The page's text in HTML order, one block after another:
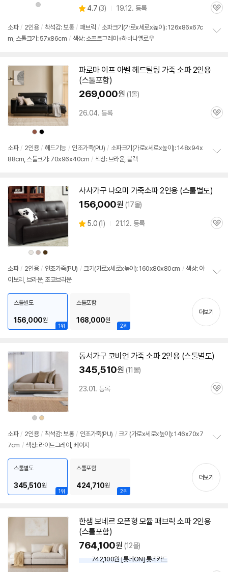
상
품
별
점
4.7 (상
리
뷰
3) 19.12. 등록
관
소파 / 2인용 / 착석감: 보통 / 패브릭 / 소파크기(가로x세로x높이): 126x86x67c
m, 스툴크기: 57x86cm / 색상: 소프트그레이+하바나옐로우
상
품
색
상
상
품
상
파로마 이프 아벨 헤드틸팅 가죽 소파2인용
(스툴포함)
269,000원 (1몰)
26.04. 등록
관
소파 / 2인용 / 헤드기능 / 인조가죽(PU) / 소파크기(가로x세로x높이): 148x94x
88cm, 스툴크기: 70x96x40cm / 색상: 브라운, 블랙
상
품
색
상
상
품
상
상
품
색
상
사사가구 나오미 가죽소파2인용 (스툴별도)
156,000원 (17몰)
별
5.0 (상
1) 21.12. 등록
관
소파 / 2인용 / 인조가죽(PU) / 크기(가로x세로x높이): 160x80x80cm / 색상: 아
이보리, 브라운, 초코브라운
치
기
1위
스툴별도
156,000원
2위
스툴포함
168,000원
더보기
상
품
색
상
상
품
상
동서가구 코비언 가죽 소파2인용 (스툴별도)
345,510원 (11몰)
23.01. 등록
관
소파 / 2인용 / 착석감: 보통 / 인조가죽(PU) / 크기(가로x세로x높이): 146x70x7
7cm / 색상: 라이트그레이, 베이지
치
기
1위
스툴별도
345,510원
2위
스툴포함
424,710원
더보기
한샘 보네르 오픈형 모듈 패브릭 소파2인용
(스툴포함)
764,100원 (12몰)
742,100원 [롯데ON] 롯데카드